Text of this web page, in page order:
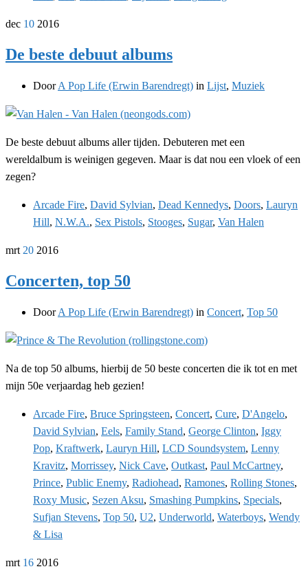
dec 10 2016
De beste debuut albums
DoorA Pop Life (Erwin Barendregt) in Lijst, Muziek
De beste debuut albums aller tijden. Debuteren met een
wereldalbum is weinigen gegeven. Maar is dat nou een vloek of een
zegen?
Arcade Fire, David Sylvian, Dead Kennedys, Doors, Lauryn
Hill, N.W.A., Sex Pistols, Stooges, Sugar, Van Halen
mrt 20 2016
Concerten, top 50
DoorA Pop Life (Erwin Barendregt) in Concert, Top 50
Na de top 50 albums, hierbij de 50 beste concerten die ik tot en met
mijn 50e verjaardag heb gezien!
Arcade Fire, Bruce Springsteen, Concert, Cure, D'Angelo,
David Sylvian, Eels, Family Stand, George Clinton, Iggy
Pop, Kraftwerk, Lauryn Hill, LCD Soundsystem, Lenny
Kravitz, Morrissey, Nick Cave, Outkast, Paul McCartney,
Prince, Public Enemy, Radiohead, Ramones, Rolling Stones,
Roxy Music, Sezen Aksu, Smashing Pumpkins, Specials,
Sufjan Stevens, Top 50, U2, Underworld, Waterboys, Wendy
& Lisa
mrt 16 2016